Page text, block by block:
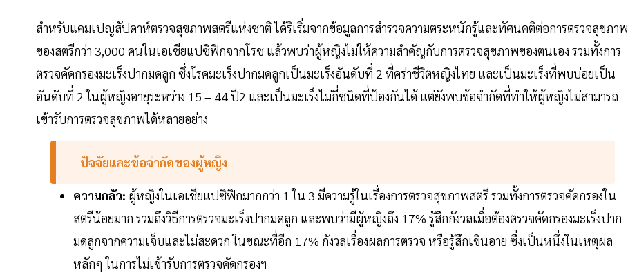
สำหรับแคมเปญสัปดาห์ตรวจสุขภาพสตรีแห่งชาติ ได้ริเริ่มจากข้อมูลการสำรวจความตระหนักรู้และทัศนคติต่อการตรวจสุขภาพ
ของสตรีกว่า 3,000 คนในเอเชียแปซิฟิกจากโรช แล้วพบว่าผู้หญิงไม่ให้ความสำคัญกับการตรวจสุขภาพของตนเอง รวมทั้งการ
ตรวจคัดกรองมะเร็งปากมดลูก ซึ่งโรคมะเร็งปากมดลูกเป็นมะเร็งอันดับที่ 2 ที่คร่าชีวิตหญิงไทย และเป็นมะเร็งที่พบบ่อยเป็น
อันดับที่ 2 ในผู้หญิงอายุระหว่าง 15 – 44 ปี2 และเป็นมะเร็งไม่กี่ชนิดที่ป้องกันได้ แต่ยังพบข้อจำกัดที่ทำให้ผู้หญิงไม่สามารถ
เข้ารับการตรวจสุขภาพได้หลายอย่าง
ปัจจัยและข้อจำกัดของผู้หญิง
ความกลัว: ผู้หญิงในเอเชียแปซิฟิกมากกว่า 1 ใน 3 มีความรู้ในเรื่องการตรวจสุขภาพสตรี รวมทั้งการตรวจคัดกรองใน
สตรีน้อยมาก รวมถึงวิธีการตรวจมะเร็งปากมดลูก และพบว่ามีผู้หญิงถึง 17% รู้สึกกังวลเมื่อต้องตรวจคัดกรองมะเร็งปาก
มดลูกจากความเจ็บและไม่สะดวก ในขณะที่อีก 17% กังวลเรื่องผลการตรวจ หรือรู้สึกเขินอาย ซึ่งเป็นหนึ่งในเหตุผล
หลักๆ ในการไม่เข้ารับการตรวจคัดกรองฯ